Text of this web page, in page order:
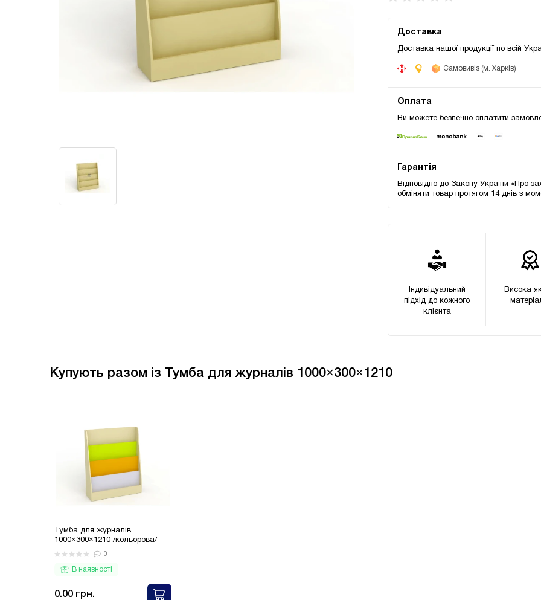
Доставка
Доставка нашої продукції по всій
Самовивіз (м. Харків)
Оплата
Ви можете безпечно оплатити
Гарантія
Відповідно до Закону України «Про
обміняти товар протягом 14 днів з
Індивідуальний
підхід до кожного
клієнта
Висока
Купують разом із Тумба для журналів 1000×300×1210
Тумба для журналів
1000×300×1210 /кольорова/
0
В наявності
0.00 грн.